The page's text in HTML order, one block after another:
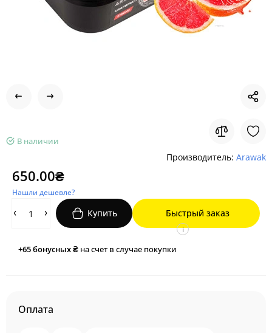
В наличии
Производитель: Arawak
650.00₴
Нашли дешевле?
Купить Быстрый заказ
+65бонусных ₴ на счет в случае покупки
i
Оплата